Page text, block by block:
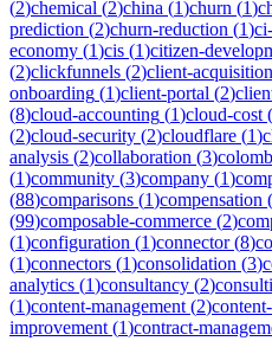
(2)chemical (2)china (1)churn (1)
prediction (2)churn-reduction (1)
economy (1)cis (1)citizen-
(2)clickfunnels (2)client-acquisition
onboarding (1)client-portal (2)
(8)cloud-accounting (1)cloud-cost (
(2)cloud-security (2)cloudflare (1)
analysis (2)collaboration (3)
(1)community (3)company (1)
(88)comparisons (1)compensation (
(99)composable-commerce (2)
(1)configuration (1)connector(8)
(1)connectors (1)consolidation (3)
analytics (1)consultancy (2)
(1)content-management (2)
improvement (1)contract-